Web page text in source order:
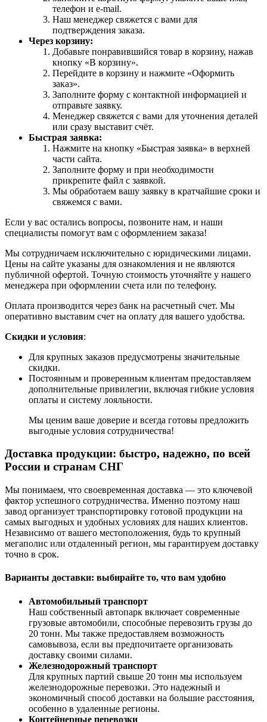
телефон и e-mail.
Наш менеджер свяжется с вами для
подтверждения заказа.
Через корзину:
Добавьте понравившийся товар в корзину, нажав
кнопку «В корзину».
Перейдите в корзину и нажмите «Оформить
заказ».
Заполните форму с контактной информацией и
отправьте заявку.
Менеджер свяжется с вами для уточнения деталей
или сразу выставит счёт.
Быстрая заявка:
Нажмите на кнопку «Быстрая заявка» в верхней
части сайта.
Заполните форму и при необходимости
прикрепите файл с заявкой.
Мы обработаем вашу заявку в кратчайшие сроки и
свяжемся с вами.
Если у вас остались вопросы, позвоните нам, и наши
специалисты помогут вам с оформлением заказа!
Мы сотрудничаем исключительно с юридическими лицами.
Цены на сайте указаны для ознакомления и не являются
публичной офертой. Точную стоимость уточняйте у нашего
менеджера при оформлении счета или по телефону.
Оплата производится через банк на расчетный счет. Мы
оперативно выставим счет на оплату для вашего удобства.
Скидки и условия:
Для крупных заказов предусмотрены значительные
скидки.
Постоянным и проверенным клиентам предоставляем
дополнительные привилегии, включая гибкие условия
оплаты и систему лояльности.
Мы ценим ваше доверие и всегда готовы предложить
выгодные условия сотрудничества!
Доставка продукции: быстро, надежно, по всей
России и странам СНГ
Мы понимаем, что своевременная доставка — это ключевой
фактор успешного сотрудничества. Именно поэтому наш
завод организует транспортировку готовой продукции на
самых выгодных и удобных условиях для наших клиентов.
Независимо от вашего местоположения, будь то крупный
мегаполис или отдаленный регион, мы гарантируем доставку
точно в срок.
Варианты доставки: выбирайте то, что вам удобно
Автомобильный транспорт
Наш собственный автопарк включает современные
грузовые автомобили, способные перевозить грузы до
20 тонн. Мы также предоставляем возможность
самовывоза, если вы предпочитаете организовать
доставку своими силами.
Железнодорожный транспорт
Для крупных партий свыше 20 тонн мы используем
железнодорожные перевозки. Это надежный и
экономичный способ доставки на большие расстояния,
особенно в удаленные регионы.
Контейнерные перевозки